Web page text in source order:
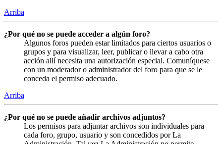
Arriba
¿Por qué no se puede acceder a algún foro?
Algunos foros pueden estar limitados para ciertos usuarios o
grupos y para visualizar, leer, publicar o llevar a cabo otra
acción allí necesita una autorización especial. Comuníquese
con un moderador o administrador del foro para que se le
conceda el permiso adecuado.
Arriba
¿Por qué no se puede añadir archivos adjuntos?
Los permisos para adjuntar archivos son individuales para
cada foro, grupo, usuario y son concedidos por La